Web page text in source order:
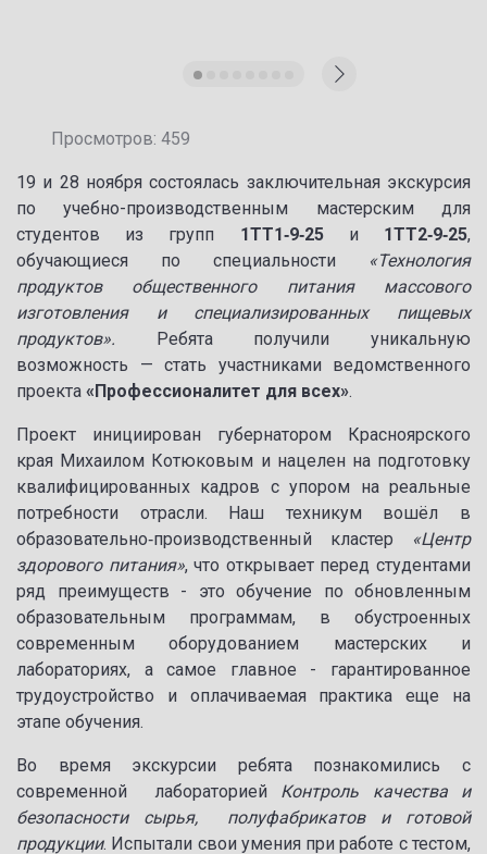
Просмотров: 459
19 и 28 ноября состоялась заключительная экскурсия
по учебно-производственным мастерским для
студентов из групп 1ТТ1‑9‑25и 1ТТ2‑9‑25,
обучающиеся по специальности
«Технология
продуктов общественного питания массового
изготовления и специализированных пищевых
продуктов». Ребята получили уникальную
возможность — стать участниками ведомственного
проекта «Профессионалитет для всех».
Проект инициирован губернатором Красноярского
края Михаилом Котюковым и нацелен на подготовку
квалифицированных кадров с упором на реальные
потребности отрасли. Наш техникум вошёл в
образовательно‑производственный кластер
«Центр
здорового питания», что открывает перед студентами
ряд преимуществ - это обучение по обновленным
образовательным программам, в обустроенных
современным оборудованием мастерских и
лабораториях, а самое главное - гарантированное
трудоустройство и оплачиваемая практика еще на
этапе обучения.
Во время экскурсии ребята познакомились с
современной лабораторией Контроль качества и
безопасности сырья,
полуфабрикатов и готовой
продукции. Испытали свои умения при работе с тестом,